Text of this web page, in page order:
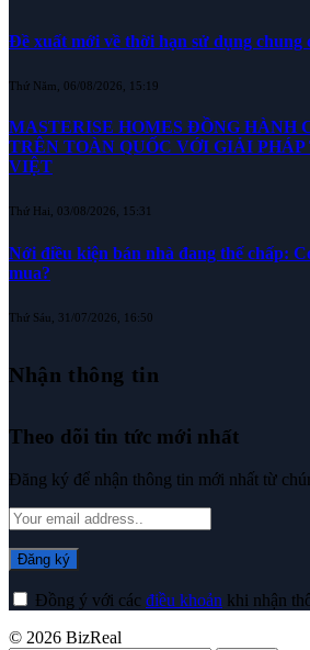
Đề xuất mới về thời hạn sử dụng chung
Thứ Năm, 06/08/2026, 15:19
MASTERISE HOMES ĐỒNG HÀNH
TRÊN TOÀN QUỐC VỚI GIẢI
VIỆT
Thứ Hai, 03/08/2026, 15:31
Nới điều kiện bán nhà đang thế chấp:
mua?
Thứ Sáu, 31/07/2026, 16:50
Nhận thông tin
Theo dõi tin tức mới nhất
Đăng ký để nhận thông tin mới nhất từ
Đồng ý với các điều khoản khi nhận
© 2026 BizReal